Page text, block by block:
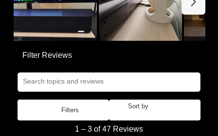
Filter Reviews
Search topics and reviews search region
Filters
Sort by
1 – 3 of 47 Reviews